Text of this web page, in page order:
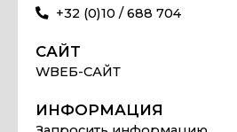
+32 (0)10 / 688 704
САЙТ
WВЕБ-САЙТ
ИНФОРМАЦИЯ